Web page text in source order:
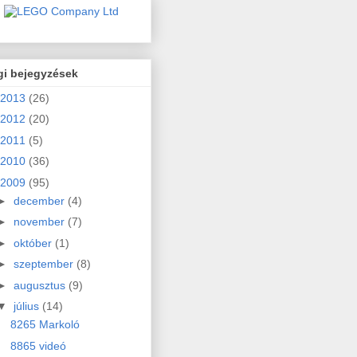
bejegyzések
2013 (26)
2012 (20)
2011 (5)
2010 (36)
2009 (95)
december (4)
november (7)
október (1)
szeptember (8)
augusztus (9)
július (14)
8265 Markoló
8865 videó